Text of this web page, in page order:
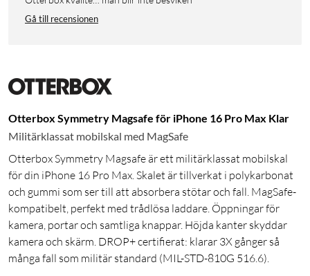
Gå till recensionen
Otterbox Symmetry Magsafe för iPhone 16 Pro Max Klar
Militärklassat mobilskal med MagSafe
Otterbox Symmetry Magsafe är ett militärklassat mobilskal
för din iPhone 16 Pro Max. Skalet är tillverkat i polykarbonat
och gummi som ser till att absorbera stötar och fall. MagSafe-
kompatibelt, perfekt med trådlösa laddare. Öppningar för
kamera, portar och samtliga knappar. Höjda kanter skyddar
kamera och skärm. DROP+ certifierat: klarar 3X gånger så
många fall som militär standard (MIL-STD-810G 516.6).